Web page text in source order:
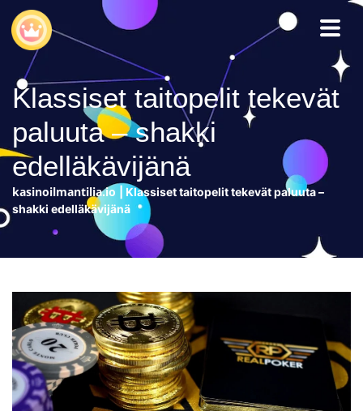
Klassiset taitopelit tekevät
paluuta – shakki
edelläkävijänä
kasinoilmantilia.io
Klassiset taitopelit tekevät paluuta –
shakki edelläkävijänä